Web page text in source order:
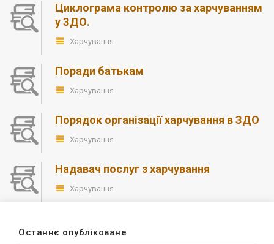
Циклограма контролю за харчуванням
у ЗДО.
Харчування
Поради батькам
Харчування
Порядок організації харчування в ЗДО
Харчування
Надавач послуг з харчування
Харчування
Останнє опубліковане